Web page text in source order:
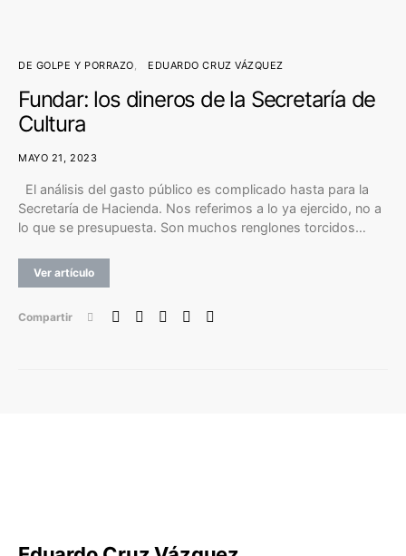
DE GOLPE Y PORRAZO EDUARDO CRUZ VÁZQUEZ
Fundar: los dineros de la Secretaría de
Cultura
MAYO 21, 2023
El análisis del gasto público es complicado hasta para la
Secretaría de Hacienda. Nos referimos a lo ya ejercido, no a
lo que se presupuesta. Son muchos renglones torcidos…
Ver artículo
Compartir